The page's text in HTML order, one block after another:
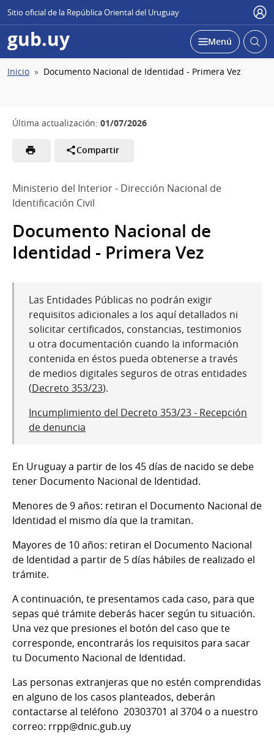
Sitio oficial de la República Oriental del Uruguay
gub.uy Desplegar
Menú Abrir
Ruta
Inicio Documento Nacional de Identidad - Primera Vez
Última actualización: 01/07/2026
Compartir
Ministerio del Interior - Dirección Nacional de
Identificación Civil
Documento Nacional de
Identidad - Primera Vez
Las Entidades Públicas no podrán exigir
requisitos adicionales a los aquí detallados ni
solicitar certificados, constancias, testimonios
u otra documentación cuando la información
contenida en éstos pueda obtenerse a través
de medios digitales seguros de otras entidades
(Decreto 353/23).
Incumplimiento del Decreto 353/23 - Recepción
de denuncia
En Uruguay a partir de los 45 días de nacido se debe
tener Documento Nacional de Identidad.
Menores de 9 años: retiran el Documento Nacional de
Identidad el mismo día que la tramitan.
Mayores de 10 años: retiran el Documento Nacional
de Identidad a partir de 5 días hábiles de realizado el
trámite.
A continuación, te presentamos cada caso, para que
sepas qué trámite deberás hacer según tu situación.
Una vez que presiones el botón del caso que te
corresponde, encontrarás los requisitos para sacar
tu Documento Nacional de Identidad.
Las personas extranjeras que no estén comprendidas
en alguno de los casos planteados, deberán
contactarse al teléfono 20303701 al 3704 o a nuestro
correo: rrpp@dnic.gub.uy